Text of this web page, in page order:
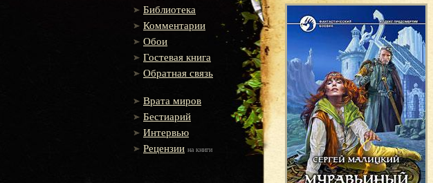
Библиотека
Комментарии
Обои
Гостевая книга
Обратная связь
Врата миров
Бестиарий
Интервью
Рецензии на книги